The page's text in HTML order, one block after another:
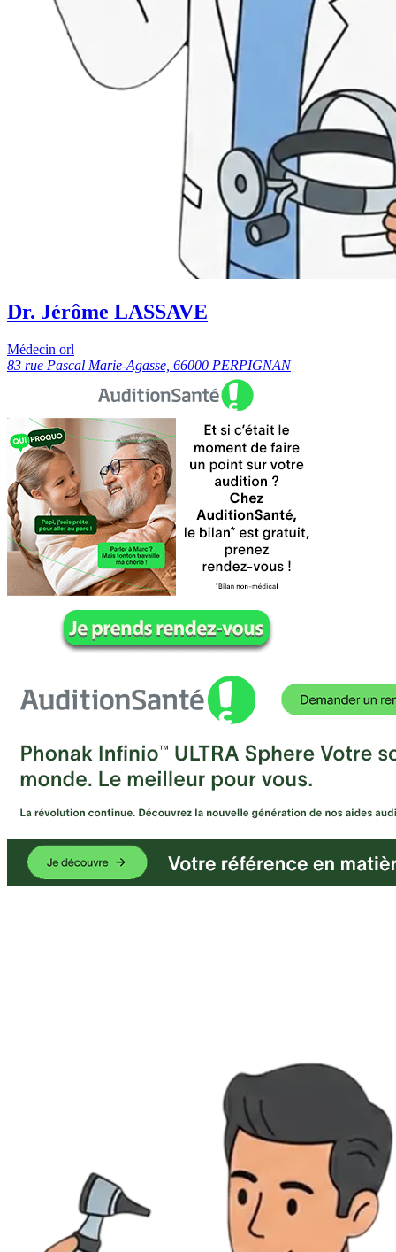
Dr. Jérôme LASSAVE
Médecin orl
83 rue Pascal Marie-Agasse, 66000 PERPIGNAN